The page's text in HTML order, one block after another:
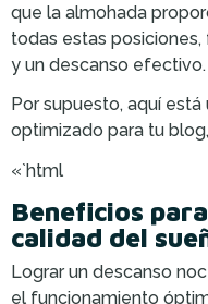
que la almohada
todas estas
y un descanso efectivo.
Por supuesto, aquí
optimizado para tu
«`html
Beneficios
calidad del
Lograr un descanso
el funcionamiento